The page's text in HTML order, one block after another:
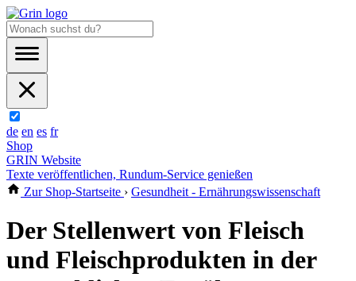
de en es fr
Shop
GRIN Website
Texte veröffentlichen, Rundum-Service genießen
Zur Shop-Startseite › Gesundheit - Ernährungswissenschaft
Der Stellenwert von Fleisch
und Fleischprodukten in der